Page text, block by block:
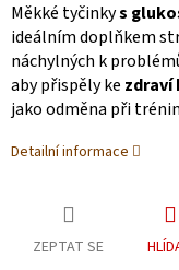
Měkké tyčinkys
ideálním doplňkem
náchylných k
aby přispěly ke zdraví
jako odměna při
Detailní informace
ZEPTAT SE